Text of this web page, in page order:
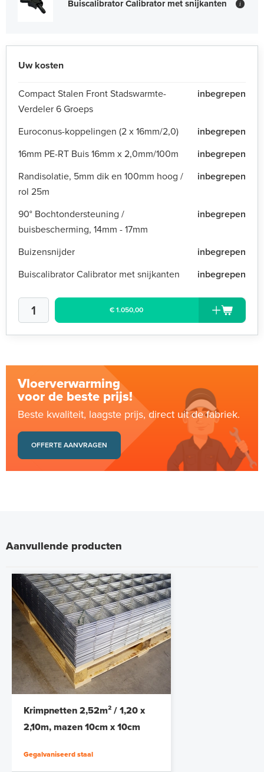
Buiscalibrator Calibrator met snijkanten i
Uw kosten
Compact Stalen Front Stadswarmte-
Verdeler 6 Groeps
inbegrepen
Euroconus-koppelingen (2 x 16mm/2,0)
inbegrepen
16mm PE-RT Buis 16mm x 2,0mm/100m
inbegrepen
Randisolatie, 5mm dik en 100mm hoog /
rol 25m
inbegrepen
90° Bochtondersteuning /
buisbescherming, 14mm - 17mm
inbegrepen
Buizensnijder
inbegrepen
Buiscalibrator Calibrator met snijkanten
inbegrepen
€ 1.050,00
Vloerverwarming
voor de beste prijs!
Beste kwaliteit, laagste prijs, direct uit de fabriek.
OFFERTE AANVRAGEN
Aanvullende producten
Krimpnetten 2,52m² / 1,20 x
2,10m, mazen 10cm x 10cm
Gegalvaniseerd staal